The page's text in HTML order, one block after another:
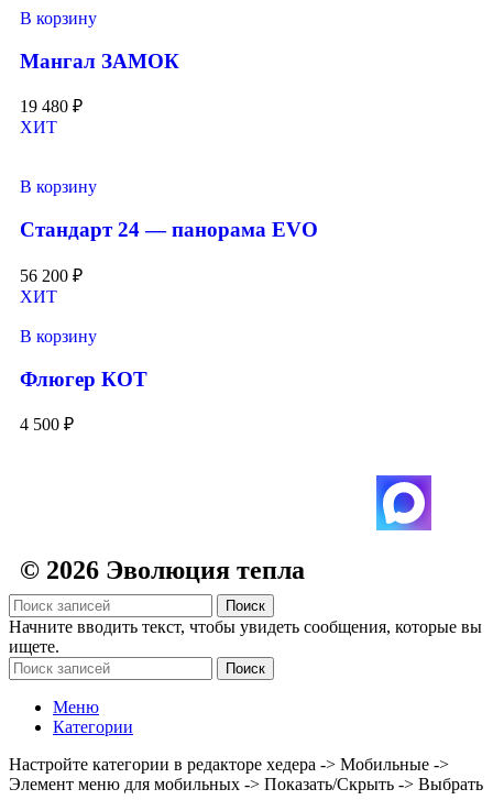
В корзину
Мангал ЗАМОК
19 480 ₽
ХИТ
В корзину
Стандарт 24 — панорама EVO
56 200 ₽
ХИТ
В корзину
Флюгер КОТ
4 500 ₽
© 2026 Эволюция тепла
Поиск
Начните вводить текст, чтобы увидеть сообщения, которые вы
ищете.
Поиск
Меню
Категории
Настройте категории в редакторе хедера -> Мобильные ->
Элемент меню для мобильных -> Показать/Скрыть -> Выбрать